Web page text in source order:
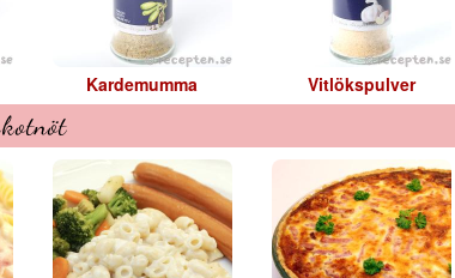
Kardemumma Vitlökspulver